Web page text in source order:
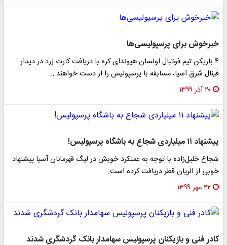
خبرخوش برای پرسپولیسی‌ها
۴ بازیکن تیم فوتبال اولسان هیوندای کره با دریافت کارت زرد در دیدار
فینال شرق آسیا، مسابقه با پرسپولیس را از دست خواهند …
۲۰ آذر ۱۳۹۹
پیشنهاد ۱۱ میلیاردی شجاع به باشگاه پرسپولیس!
شجاع خلیل‌زاده با توجه به عملکرد خوبش در لیگ قهرمانان آسیا پیشنهاد
خوبی از الریان قطر دریافت کرده است.
۲۲ مهر ۱۳۹۹
کادر فنی و بازیکنان پرسپولیس سهامدار بانک گردشگری شدند